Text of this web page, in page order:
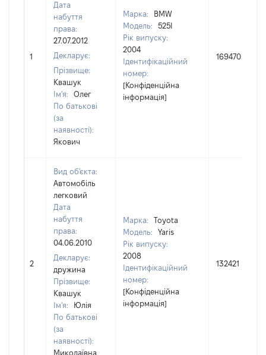
1
Дата
набуття
права:
27.07.2012
Декларує:
Прізвище:
Квашук
Ім'я:
Олег
По батькові
(за
наявності):
Якович
Марка:
BMW
Модель:
525І
Рік випуску:
2004
Ідентифікаційний
номер:
[Конфіденційна
інформація]
169470
2
Вид об'єкта:
Автомобіль
легковий
Дата
набуття
права:
04.06.2010
Декларує:
дружина
Прізвище:
Квашук
Ім'я:
Юлія
По батькові
(за
наявності):
Миколаївна
Марка:
Toyota
Модель:
Yaris
Рік випуску:
2008
Ідентифікаційний
номер:
[Конфіденційна
інформація]
132421